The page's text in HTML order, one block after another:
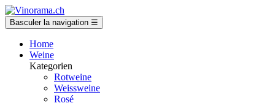
Basculer la navigation ☰
Home
Weine
Kategorien
Rotweine
Weissweine
Rosé